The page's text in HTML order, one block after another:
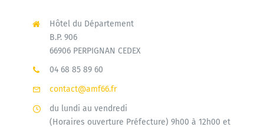
Hôtel du Département
B.P. 906
66906 PERPIGNAN CEDEX
04 68 85 89 60
contact@amf66.fr
du lundi au vendredi
(Horaires ouverture Préfecture) 9h00 à 12h00 et